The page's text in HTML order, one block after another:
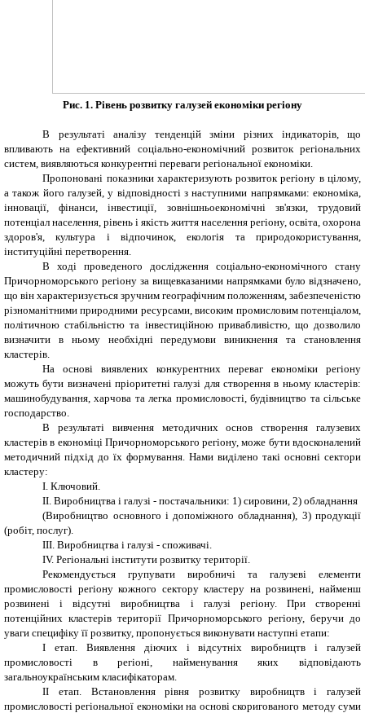
Рис. 1. Рівень розвитку галузей економіки регіону
В результаті аналізу тенденцій зміни різних індикаторів, що
впливають на ефективний соціально-економічний розвиток регіональних
систем, виявляються конкурентні переваги регіональної економіки.
Пропоновані показники характеризують розвиток регіону в цілому,
а також його галузей, у відповідності з наступними напрямками: економіка,
інновації, фінанси, інвестиції, зовнішньоекономічні зв'язки, трудовий
потенціал населення, рівень і якість життя населення регіону, освіта, охорона
здоров'я, культура і відпочинок, екологія та природокористування,
інституційні перетворення.
В ході проведеного дослідження соціально-економічного стану
Причорноморського регіону за вищевказаними напрямками було відзначено,
що він характеризується зручним географічним положенням, забезпеченістю
різноманітними природними ресурсами, високим промисловим потенціалом,
політичною стабільністю та інвестиційною привабливістю, що дозволило
визначити в ньому необхідні передумови виникнення та становлення
кластерів.
На основі виявлених конкурентних переваг економіки регіону
можуть бути визначені пріоритетні галузі для створення в ньому кластерів:
машинобудування, харчова та легка промисловості, будівництво та сільське
господарство.
В результаті вивчення методичних основ створення галузевих
кластерів в економіці Причорноморського регіону, може бути вдосконалений
методичний підхід до їх формування. Нами виділено такі основні сектори
кластеру:
I. Ключовий.
II. Виробництва і галузі - постачальники: 1) сировини, 2) обладнання
(Виробництво основного і допоміжного обладнання), 3) продукції
(робіт, послуг).
III. Виробництва і галузі - споживачі.
IV. Регіональні інститути розвитку території.
Рекомендується групувати виробничі та галузеві елементи
промисловості регіону кожного сектору кластеру на розвинені, найменш
розвинені і відсутні виробництва і галузі регіону. При створенні
потенційних кластерів території Причорноморського регіону, беручи до
уваги специфіку її розвитку, пропонується виконувати наступні етапи:
I етап. Виявлення діючих і відсутніх виробництв і галузей
промисловості в регіоні, найменування яких відповідають
загальноукраїнським класифікаторам.
II етап. Встановлення рівня розвитку виробництв і галузей
промисловості регіональної економіки на основі скоригованого методу суми